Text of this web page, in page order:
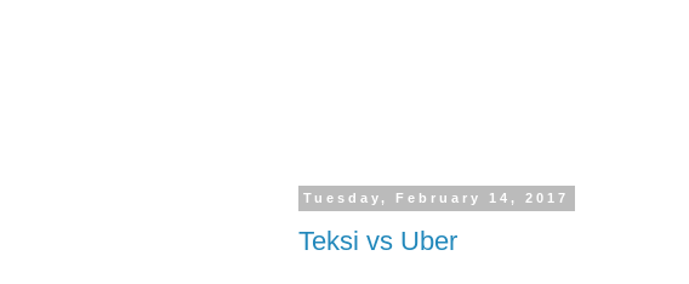
Tuesday, February 14, 2017
Teksi vs Uber